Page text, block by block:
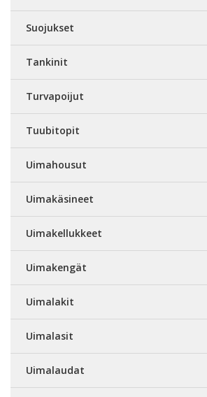
Suojukset
Tankinit
Turvapoijut
Tuubitopit
Uimahousut
Uimakäsineet
Uimakellukkeet
Uimakengät
Uimalakit
Uimalasit
Uimalaudat